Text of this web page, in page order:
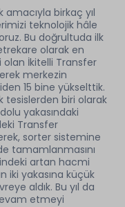
birkaç yıl
teknolojik hâle
Bu doğrultuda ilk
olarak en
İkitelli Transfer
merkezin
15 bine yükselttik.
tesislerden biri olarak
yakasındaki
Transfer
sorter sistemine
tamamlanmasını
artan hacmi
iki yakasına küçük
aldık. Bu yıl da
etmeyi